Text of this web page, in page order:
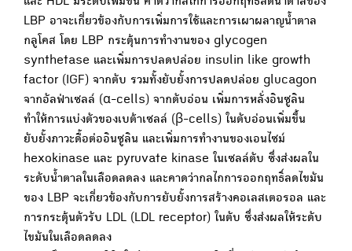
LBP อาจะเกี่ยวข้องกับการเพิ่มการใช้และการเผาผลาญน้ำตาล
กลูโคส โดย LBP กระตุ้นการทำงานของ glycogen
synthetase และเพิ่มการปลดปล่อย insulin like growth
factor (IGF) จากตับ รวมทั้งยับยั้งการปลดปล่อย glucagon
จากอัลฟ่าเซลล์ (α-cells) จากตับอ่อน เพิ่มการหลั่งอินซูลิน
ทำให้การแบ่งตัวของเบต้าเซลล์ (β-cells) ในตับอ่อนเพิ่มขึ้น
ยับยั้งภาวะดื้อต่ออินซูลิน และเพิ่มการทำงานของเอนไซม์
hexokinase และ pyruvate kinase ในเซลล์ตับ ซึ่งส่งผลใน
ระดับน้ำตาลในเลือดลดลง และคาดว่ากลไกการออกฤทธิ์ลดไขมัน
ของ LBP จะเกี่ยวข้องกับการยับยั้งการสร้างคอเลสเตอรอล และ
การกระตุ้นตัวรับ LDL (LDL receptor) ในตับ ซึ่งส่งผลให้ระดับ
ไขมันในเลือดลดลง